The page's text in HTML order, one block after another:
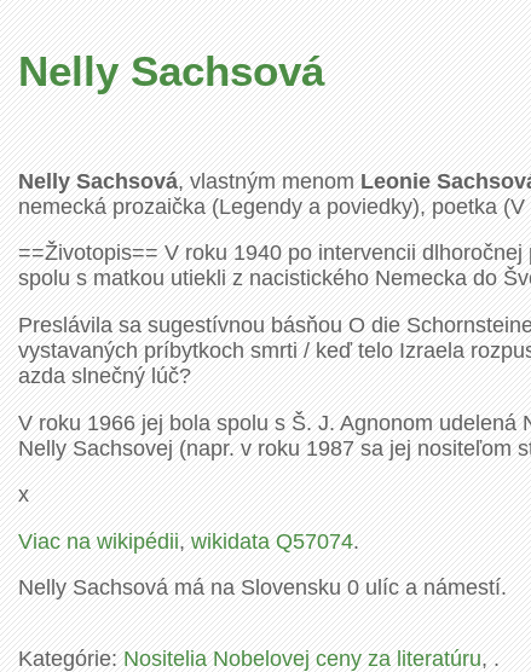
Nelly Sachsová
Nelly Sachsová, vlastným menomLeonie
nemecká prozaička (Legendy a poviedky), poetka
==Životopis== V roku 1940 po intervencii
spolu s matkou utiekli z nacistického Nemecka do
Preslávila sa sugestívnou básňou O die
vystavaných príbytkoch smrti / keď telo Izraela
azda slnečný lúč?
V roku 1966 jej bola spolu s Š. J. Agnonom
Nelly Sachsovej (napr. v roku 1987 sa jej nositeľom
x
Viac na wikipédii,wikidata Q57074.
Nelly Sachsová má na Slovensku 0 ulíc a námestí.
Kategórie:Nositelia Nobelovej ceny za literatúru, .